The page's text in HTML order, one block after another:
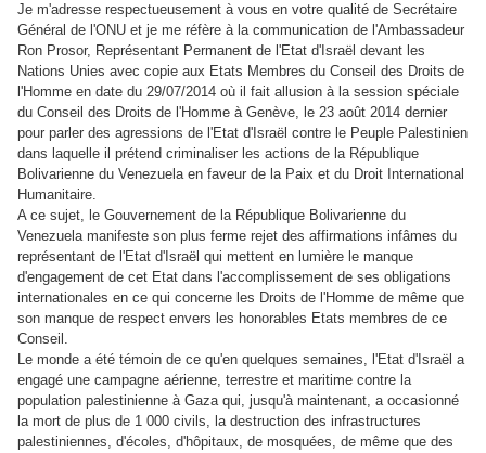
Je m'adresse respectueusement à vous en votre qualité de Secrétaire
Général de l'ONU et je me réfère à la communication de l'Ambassadeur
Ron Prosor, Représentant Permanent de l'Etat d'Israël devant les
Nations Unies avec copie aux Etats Membres du Conseil des Droits de
l'Homme en date du 29/07/2014 où il fait allusion à la session spéciale
du Conseil des Droits de l'Homme à Genève, le 23 août 2014 dernier
pour parler des agressions de l'Etat d'Israël contre le Peuple Palestinien
dans laquelle il prétend criminaliser les actions de la République
Bolivarienne du Venezuela en faveur de la Paix et du Droit International
Humanitaire.
A ce sujet, le Gouvernement de la République Bolivarienne du
Venezuela manifeste son plus ferme rejet des affirmations infâmes du
représentant de l'Etat d'Israël qui mettent en lumière le manque
d'engagement de cet Etat dans l'accomplissement de ses obligations
internationales en ce qui concerne les Droits de l'Homme de même que
son manque de respect envers les honorables Etats membres de ce
Conseil.
Le monde a été témoin de ce qu'en quelques semaines, l'Etat d'Israël a
engagé une campagne aérienne, terrestre et maritime contre la
population palestinienne à Gaza qui, jusqu'à maintenant, a occasionné
la mort de plus de 1 000 civils, la destruction des infrastructures
palestiniennes, d'écoles, d'hôpitaux, de mosquées, de même que des